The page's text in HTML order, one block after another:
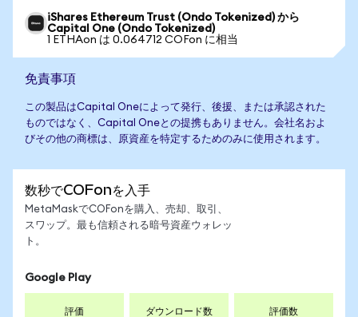
iShares Ethereum Trust (Ondo Tokenized) から
Capital One (Ondo Tokenized)
1 ETHAon は 0.064712 COFon に相当
免責事項
この製品はCapital Oneによって発行、後援、または承認された
ものではなく、Capital Oneとの提携もありません。会社名およ
びその他の商標は、原資産を特定するためのみに使用されます。
数秒でCOFonを入手
MetaMaskでCOFonを購入、売却、取引、
スワップ。最も信頼される暗号資産ウォレッ
ト。
Google Play
評価 ダウンロード数 評価数